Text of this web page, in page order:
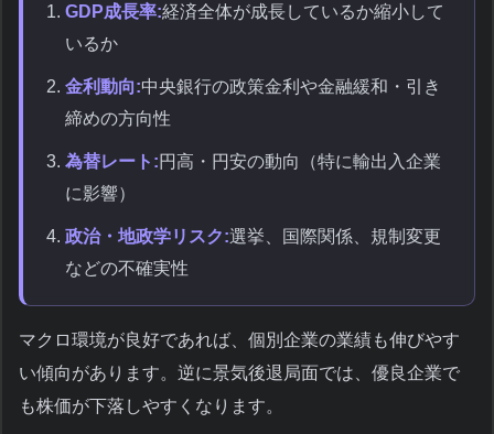
GDP成長率:経済全体が成長しているか縮小して
いるか
金利動向:中央銀行の政策金利や金融緩和・引き
締めの方向性
為替レート: 円高・円安の動向（特に輸出入企業
に影響）
政治・地政学リスク:選挙、国際関係、規制変更
などの不確実性
マクロ環境が良好であれば、個別企業の業績も伸びやす
い傾向があります。逆に景気後退局面では、優良企業で
も株価が下落しやすくなります。